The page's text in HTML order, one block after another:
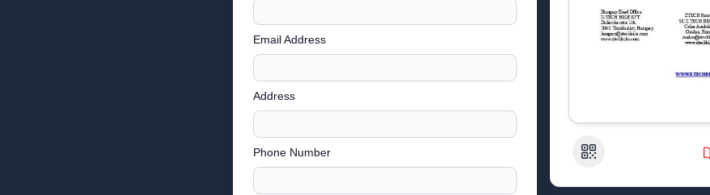
Email Address
Address
Phone Number QR Code